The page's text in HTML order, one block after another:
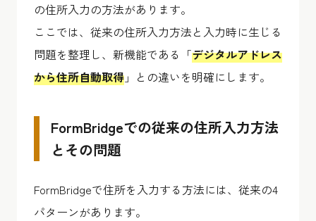
の住所入力の方法があります。
ここでは、従来の住所入力方法と入力時に生じる
問題を整理し、新機能である「デジタルアドレス
から住所自動取得 」との違いを明確にします。
FormBridgeでの従来の住所入力方法
とその問題
FormBridgeで住所を入力する方法には、従来の4
パターンがあります。